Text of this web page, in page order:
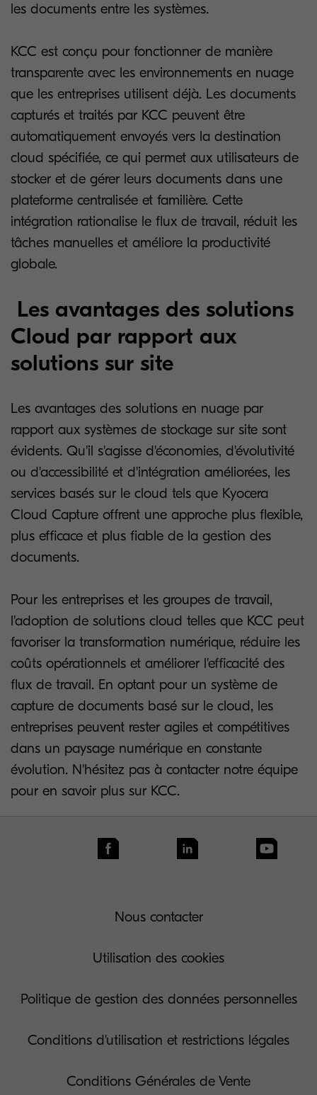
les documents entre les systèmes.
KCC est conçu pour fonctionner de manière
transparente avec les environnements en nuage
que les entreprises utilisent déjà. Les documents
capturés et traités par KCC peuvent être
automatiquement envoyés vers la destination
cloud spécifiée, ce qui permet aux utilisateurs de
stocker et de gérer leurs documents dans une
plateforme centralisée et familière. Cette
intégration rationalise le flux de travail, réduit les
tâches manuelles et améliore la productivité
globale.
Les avantages des solutions
Cloud par rapport aux
solutions sur site
Les avantages des solutions en nuage par
rapport aux systèmes de stockage sur site sont
évidents. Qu'il s'agisse d'économies, d'évolutivité
ou d'accessibilité et d'intégration améliorées, les
services basés sur le cloud tels que Kyocera
Cloud Capture offrent une approche plus flexible,
plus efficace et plus fiable de la gestion des
documents.
Pour les entreprises et les groupes de travail,
l'adoption de solutions cloud telles que KCC peut
favoriser la transformation numérique, réduire les
coûts opérationnels et améliorer l'efficacité des
flux de travail. En optant pour un système de
capture de documents basé sur le cloud, les
entreprises peuvent rester agiles et compétitives
dans un paysage numérique en constante
évolution. N'hésitez pas à contacter notre équipe
pour en savoir plus sur KCC.
Nous contacter
Utilisation des cookies
Politique de gestion des données personnelles
Conditions d'utilisation et restrictions légales
Conditions Générales de Vente